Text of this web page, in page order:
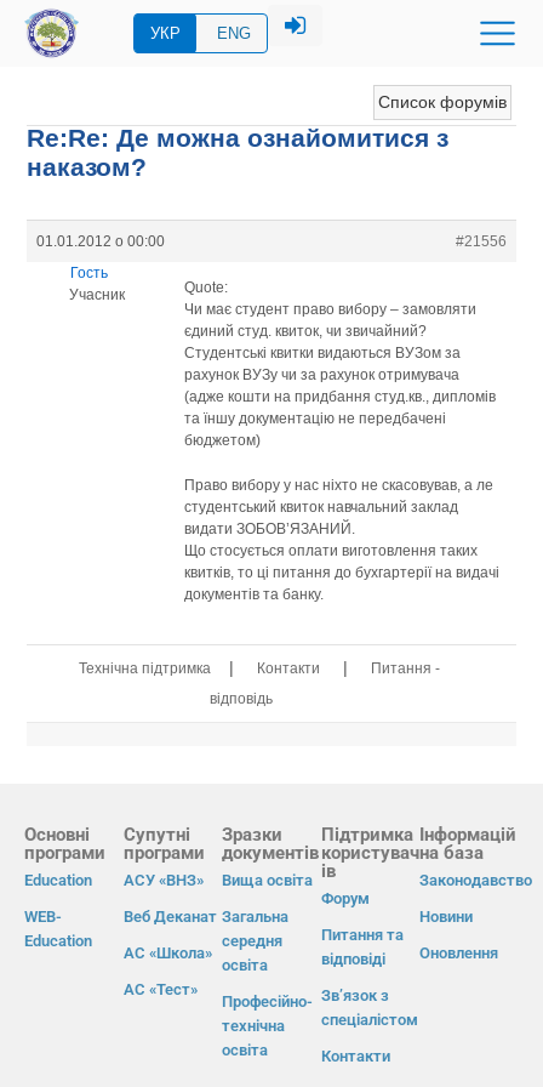
УКР ENG
Список форумів
Re:Re: Де можна ознайомитися з
наказом?
01.01.2012 о 00:00
#21556
Гость
Учасник
Quote:
Чи має студент право вибору – замовляти
єдиний студ. квиток, чи звичайний?
Студентські квитки видаються ВУЗом за
рахунок ВУЗу чи за рахунок отримувача
(адже кошти на придбання студ.кв., дипломів
та їншу документацію не передбачені
бюджетом)
Право вибору у нас ніхто не скасовував, а ле
студентський квиток навчальний заклад
видати ЗОБОВ’ЯЗАНИЙ.
Що стосується оплати виготовлення таких
квитків, то ці питання до бухгартерії на видачі
документів та банку.
Технічна підтримка | Контакти |
Питання -
відповідь
Основні
програми
Education
WEB-
Education
Супутні
програми
АСУ «ВНЗ»
Веб Деканат
АС «Школа»
АС «Тест»
Зразки
документів
Вища освіта
Загальна
середня
освіта
Професійно-
технічна
освіта
Підтримка
користувач
ів
Форум
Питання та
відповіді
Зв’язок з
спеціалістом
Контакти
Інформацій
на база
Законодавство
Новини
Оновлення